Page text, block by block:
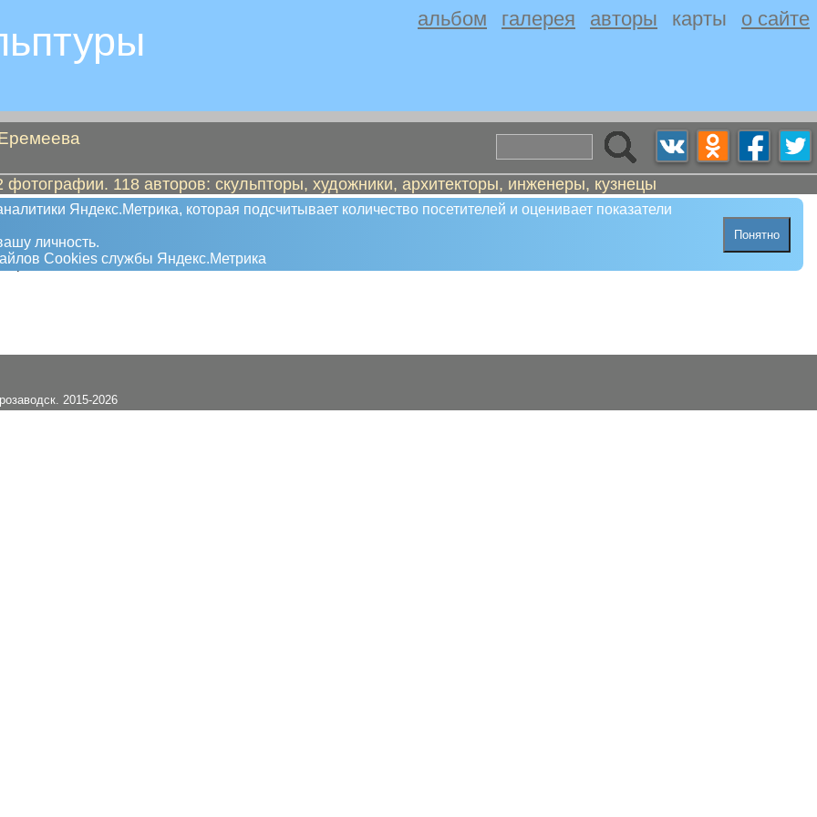
альбом галерея авторы карты о сайте
118 авторов: скульпторы, художники, архитекторы, инженеры, кузнецы
Яндекс.Метрика, которая подсчитывает количество посетителей и оценивает показатели
личность.
Сookies службы Яндекс.Метрика
Понятно
2015-2026